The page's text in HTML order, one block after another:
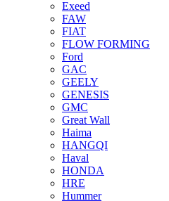
Exeed
FAW
FIAT
FLOW FORMING
Ford
GAC
GEELY
GENESIS
GMC
Great Wall
Haima
HANGQI
Haval
HONDA
HRE
Hummer